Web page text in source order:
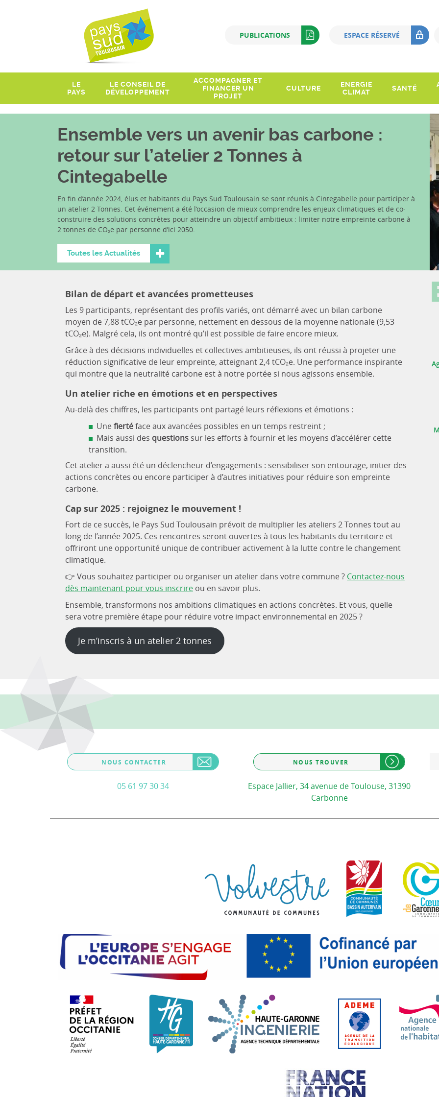
PUBLICATIONS ESPACE RÉSERVÉ
LE
PAYS
LE CONSEIL DE
DÉVELOPPEMENT
ACCOMPAGNER ET
FINANCER UN
PROJET
CULTURE
ENERGIE
CLIMAT
SANTÉ
Ensemble vers un avenir bas carbone :
retour sur l’atelier 2 Tonnes à
Cintegabelle
En fin d’année 2024, élus et habitants du Pays Sud Toulousain se sont réunis à Cintegabelle pour participer à
un atelier 2 Tonnes. Cet événement a été l’occasion de mieux comprendre les enjeux climatiques et de co-
construire des solutions concrètes pour atteindre un objectif ambitieux : limiter notre empreinte carbone à
2 tonnes de CO₂e par personne d’ici 2050.
Toutes les Actualités
Bilan de départ et avancées prometteuses
Les 9 participants, représentant des profils variés, ont démarré avec un bilan carbone
moyen de 7,88 tCO₂e par personne, nettement en dessous de la moyenne nationale (9,53
tCO₂e). Malgré cela, ils ont montré qu’il est possible de faire encore mieux.
Grâce à des décisions individuelles et collectives ambitieuses, ils ont réussi à projeter une
réduction significative de leur empreinte, atteignant 2,4 tCO₂e. Une performance inspirante
qui montre que la neutralité carbone est à notre portée si nous agissons ensemble.
Un atelier riche en émotions et en perspectives
Au-delà des chiffres, les participants ont partagé leurs réflexions et émotions :
Unefiertéface aux avancées possibles en un temps restreint ;
Mais aussi des questions sur les efforts à fournir et les moyens d’accélérer cette
transition.
Cet atelier a aussi été un déclencheur d’engagements : sensibiliser son entourage, initier des
actions concrètes ou encore participer à d’autres initiatives pour réduire son empreinte
carbone.
Cap sur 2025 : rejoignez le mouvement !
Fort de ce succès, le Pays Sud Toulousain prévoit de multiplier les ateliers 2 Tonnes tout au
long de l’année 2025. Ces rencontres seront ouvertes à tous les habitants du territoire et
offriront une opportunité unique de contribuer activement à la lutte contre le changement
climatique.
👉 Vous souhaitez participer ou organiser un atelier dans votre commune ? Contactez-nous
dès maintenant pour vous inscrire ou en savoir plus.
Ensemble, transformons nos ambitions climatiques en actions concrètes. Et vous, quelle
sera votre première étape pour réduire votre impact environnemental en 2025 ?
Je m’inscris à un atelier 2 tonnes
NOUS CONTACTER
05 61 97 30 34
NOUS TROUVER
Espace Jallier, 34 avenue de Toulouse, 31390
Carbonne
Communauté de communes
Préfet de la région Occitanie. Liberté, Égalité, Fraternité.
Conseil départemental Haute-Garonne.frHaute-Garonne Ingénierie.
ADEME.